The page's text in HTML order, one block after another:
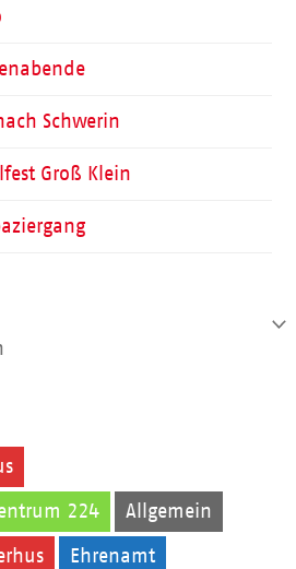
Schwerin
Groß Klein
224 Allgemein
Ehrenamt